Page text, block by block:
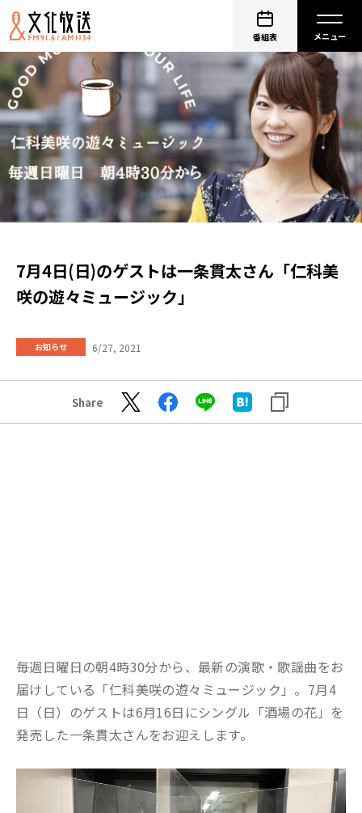
番組表
7月4日(日)のゲストは一条貫太さん「仁科美
咲の遊々ミュージック」
お知らせ 6/27, 2021
Share
毎週日曜日の朝4時30分から、最新の演歌・歌謡曲をお
届けしている「仁科美咲の遊々ミュージック」。7月4
日（日）のゲストは6月16日にシングル「酒場の花」を
発売した一条貫太さんをお迎えします。